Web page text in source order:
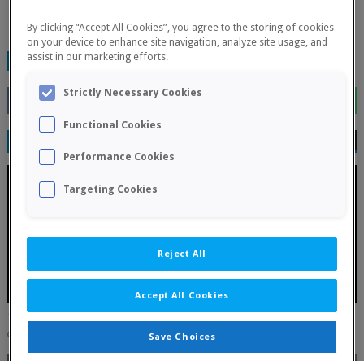
TAGS: FINALIZADOS
17 julio, Primer torneo por parejas 2026 - La Primitiva
By clicking “Accept All Cookies”, you agree to the storing of cookies
on your device to enhance site navigation, analyze site usage, and
assist in our marketing efforts.
Strictly Necessary Cookies
Functional Cookies
Performance Cookies
Targeting Cookies
Reject All
Accept All Cookies
Save Choices